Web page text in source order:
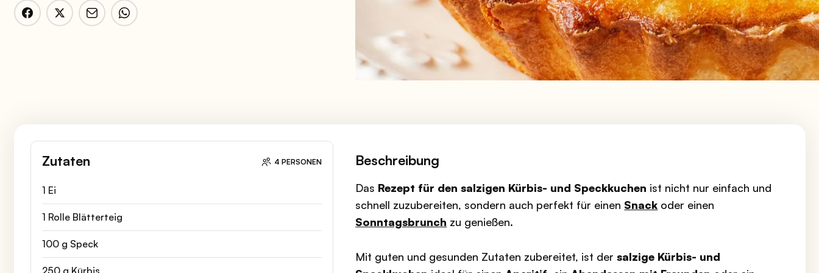
Zutaten 4 PERSONEN
1 Ei
1 Rolle Blätterteig
100 g Speck
250 g Kürbis
Beschreibung
Das Rezept für den salzigen Kürbis- und Speckkuchen ist nicht nur einfach und
schnell zuzubereiten, sondern auch perfekt für einen Snack oder einen
Sonntagsbrunch zu genießen.
Mit guten und gesunden Zutaten zubereitet, ist dersalzige Kürbis- und